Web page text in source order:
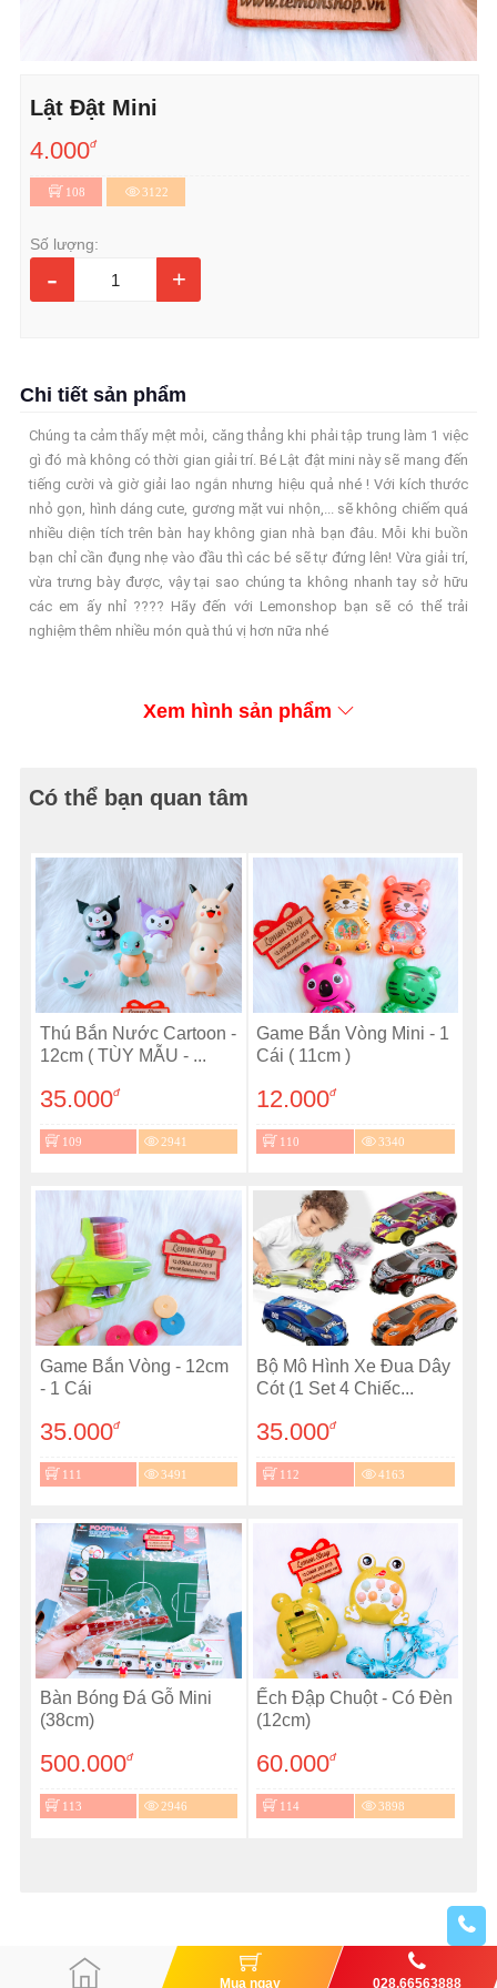
Lật Đật Mini
4.000đ
108 3122
Số lượng:
- +
Chi tiết sản phẩm
Chúng ta cảm thấy mệt mỏi, căng thẳng khi phải tập trung làm 1 việc
gì đó mà không có thời gian giải trí. Bé Lật đật mini này sẽ mang đến
tiếng cười và giờ giải lao ngắn nhưng hiệu quả nhé ! Với kích thước
nhỏ gọn, hình dáng cute, gương mặt vui nhộn,... sẽ không chiếm quá
nhiều diện tích trên bàn hay không gian nhà bạn đâu. Mỗi khi buồn
bạn chỉ cần đụng nhẹ vào đầu thì các bé sẽ tự đứng lên! Vừa giải trí,
vừa trưng bày được, vậy tại sao chúng ta không nhanh tay sở hữu
các em ấy nhỉ ???? Hãy đến với Lemonshop bạn sẽ có thể trải
nghiệm thêm nhiều món quà thú vị hơn nữa nhé
Xem hình sản phẩm
Có thể bạn quan tâm
Thú Bắn Nước Cartoon -
12cm ( TÙY MẪU - ...
35.000đ
109 2941
Game Bắn Vòng Mini - 1
Cái ( 11cm )
12.000đ
110 3340
Game Bắn Vòng - 12cm
- 1 Cái
35.000đ
111 3491
Bộ Mô Hình Xe Đua Dây
Cót (1 Set 4 Chiếc...
35.000đ
112 4163
Bàn Bóng Đá Gỗ Mini
(38cm)
500.000đ
113 2946
Ếch Đập Chuột - Có Đèn
(12cm)
60.000đ
114 3898
Mua ngay 028.66563888